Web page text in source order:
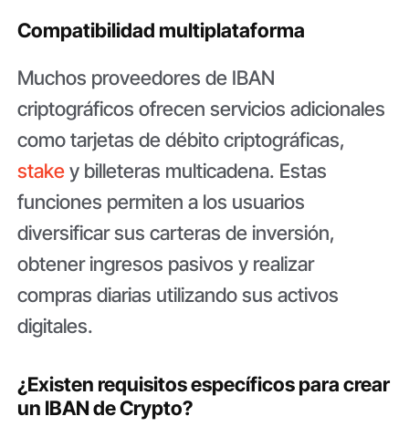
Compatibilidad multiplataforma
Muchos proveedores de IBAN
criptográficos ofrecen servicios adicionales
como tarjetas de débito criptográficas,
stakey billeteras multicadena. Estas
funciones permiten a los usuarios
diversificar sus carteras de inversión,
obtener ingresos pasivos y realizar
compras diarias utilizando sus activos
digitales.
¿Existen requisitos específicos para crear
un IBAN de Crypto?